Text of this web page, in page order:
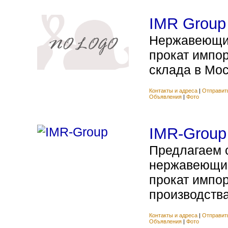
IMR Group
прокат
склада в
Контакты и адреса
Объявления
Фото
IMR-Group
Предлагаем
прокат
Контакты и адреса |
Объявления | Фото